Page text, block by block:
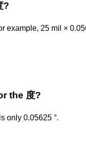
?
example, 25 mil ×
the 度?
only 0.05625 °.